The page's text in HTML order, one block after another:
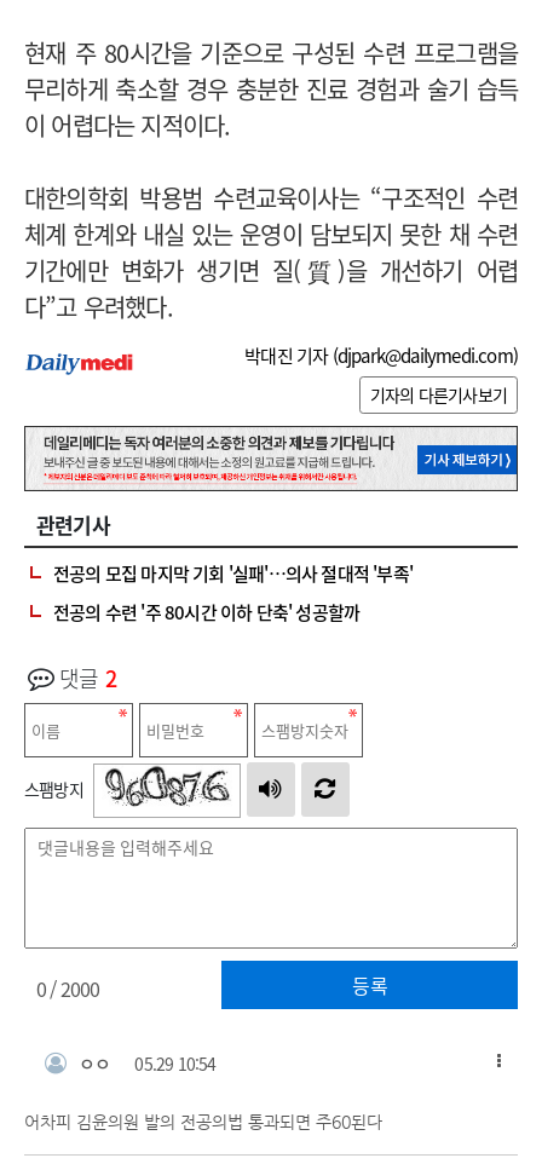
현재 주 80시간을 기준으로 구성된 수련 프로그램을
무리하게 축소할 경우 충분한 진료 경험과 술기 습득
이 어렵다는 지적이다.
대한의학회 박용범 수련교육이사는 “구조적인 수련
체계 한계와 내실 있는 운영이 담보되지 못한 채 수련
기간에만 변화가 생기면 질(質)을 개선하기 어렵
다”고 우려했다.
박대진 기자 (djpark@dailymedi.com)
기자의 다른기사보기
관련기사
전공의 모집 마지막 기회 '실패'…의사 절대적 '부족'
전공의 수련 '주 80시간 이하 단축' 성공할까
댓글 2
스팸방지
등록
0/ 2000
ㅇㅇ 05.29 10:54
어차피 김윤의원 발의 전공의법 통과되면 주60된다